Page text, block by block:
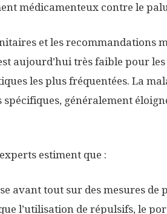
médicamenteux contre le
et les recommandations
aujourd’hui très faible pour
les plus fréquentées. La
généralement
estiment que :
avant tout sur des mesures de
l’utilisation de répulsifs, le